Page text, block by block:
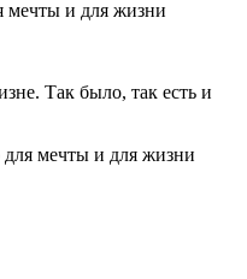
мечты и для жизни
Так было, так есть и
мечты и для жизни